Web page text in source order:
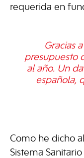
requerida en
Gracias
presupuesto
al año. Un
española,
Como he dicho
Sistema